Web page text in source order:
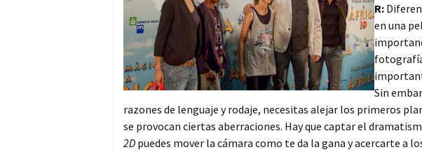
R:
en una
Sin
razones de lenguaje y rodaje, necesitas alejar los primeros
se provocan ciertas aberraciones. Hay que captar el
2D puedes mover la cámara como te da la gana y acercarte a